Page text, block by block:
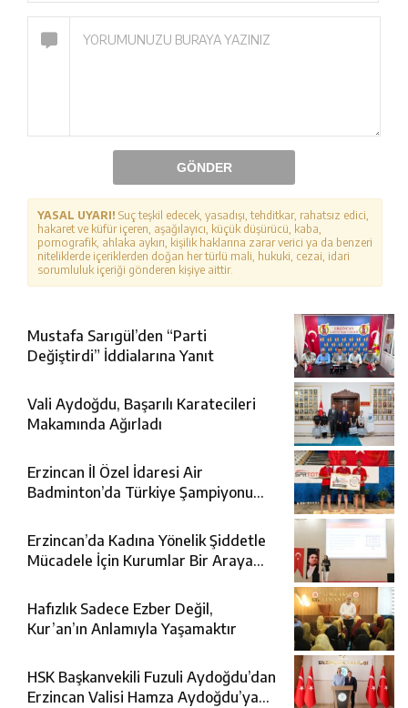
GÖNDER
YASAL UYARI! Suç teşkil edecek, yasadışı, tehditkar, rahatsız edici,
hakaret ve küfür içeren, aşağılayıcı, küçük düşürücü, kaba,
pornografik, ahlaka aykırı, kişilik haklarına zarar verici ya da benzeri
niteliklerde içeriklerden doğan her türlü mali, hukuki, cezai, idari
sorumluluk içeriği gönderen kişiye aittir.
Mustafa Sarıgül’den “Parti
Değiştirdi” İddialarına Yanıt
Vali Aydoğdu, Başarılı Karatecileri
Makamında Ağırladı
Erzincan İl Özel İdaresi Air
Badminton’da Türkiye Şampiyonu
Erzincan’da Kadına Yönelik Şiddetle
Mücadele İçin Kurumlar Bir Araya
Hafızlık Sadece Ezber Değil,
Kur’an’ın Anlamıyla Yaşamaktır
HSK Başkanvekili Fuzuli Aydoğdu’dan
Erzincan Valisi Hamza Aydoğdu’ya